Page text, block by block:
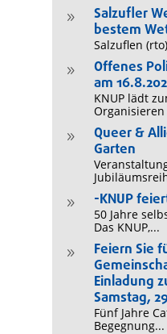
9
Salzufler
bestem
Salzuflen
9
Offenes
am
KNUP lädt
Organisieren
9
Queer &
Garten
9 -KNUP
50 Jahre
Das KNUP,...
9
Feiern Sie
Einladung
Samstag,
Fünf Jahre
Begegnung...